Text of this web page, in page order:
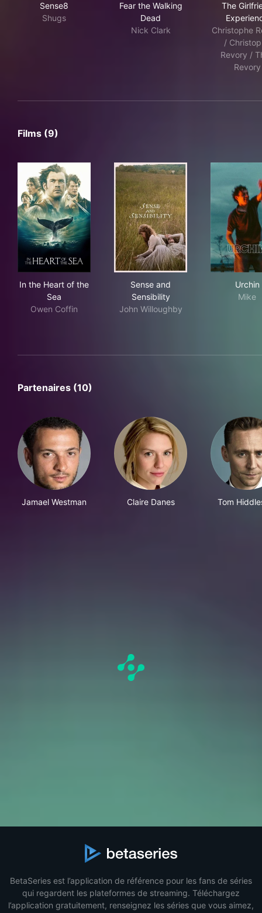
Sense8
Shugs
Fear the Walking
Dead
Nick Clark
The
Christophe
/
Revory /
Revory
Films (9)
In the Heart of the
Sea
Owen Coffin
Sense and
Sensibility
John Willoughby
Urchin
Mike
Partenaires (10)
Jamael Westman Claire Danes Tom
BetaSeries est l’application de référence pour les fans de séries
qui regardent les plateformes de streaming. Téléchargez
l’application gratuitement, renseignez les séries que vous aimez,